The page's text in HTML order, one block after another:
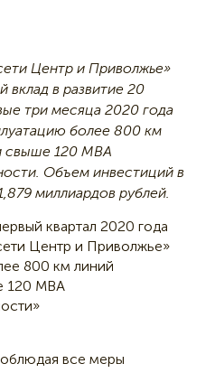
Центр и Приволжье»
вклад в развитие 20
три месяца 2020 года
более 800 км
свыше 120 МВА
Объем инвестиций в
миллиардов рублей.
все меры